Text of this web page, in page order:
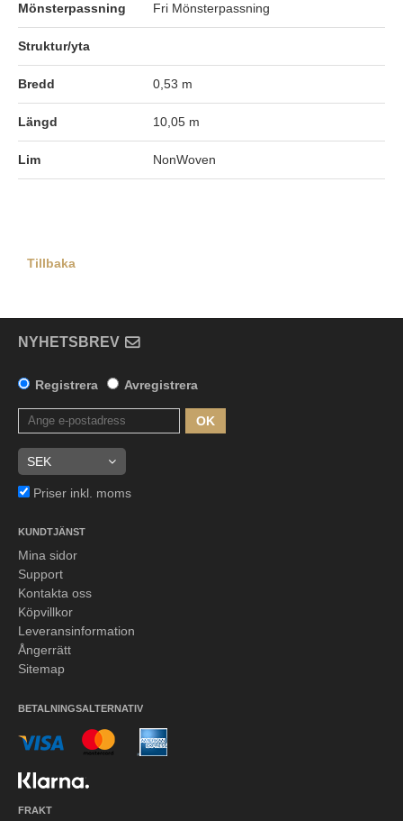
Mönsterpassning Fri Mönsterpassning
Struktur/yta
Bredd 0,53 m
Längd 10,05 m
Lim NonWoven
Tillbaka
NYHETSBREV
Registrera Avregistrera
OK
Priser inkl. moms
KUNDTJÄNST
Mina sidor
Support
Kontakta oss
Köpvillkor
Leveransinformation
Ångerrätt
Sitemap
BETALNINGSALTERNATIV
FRAKT